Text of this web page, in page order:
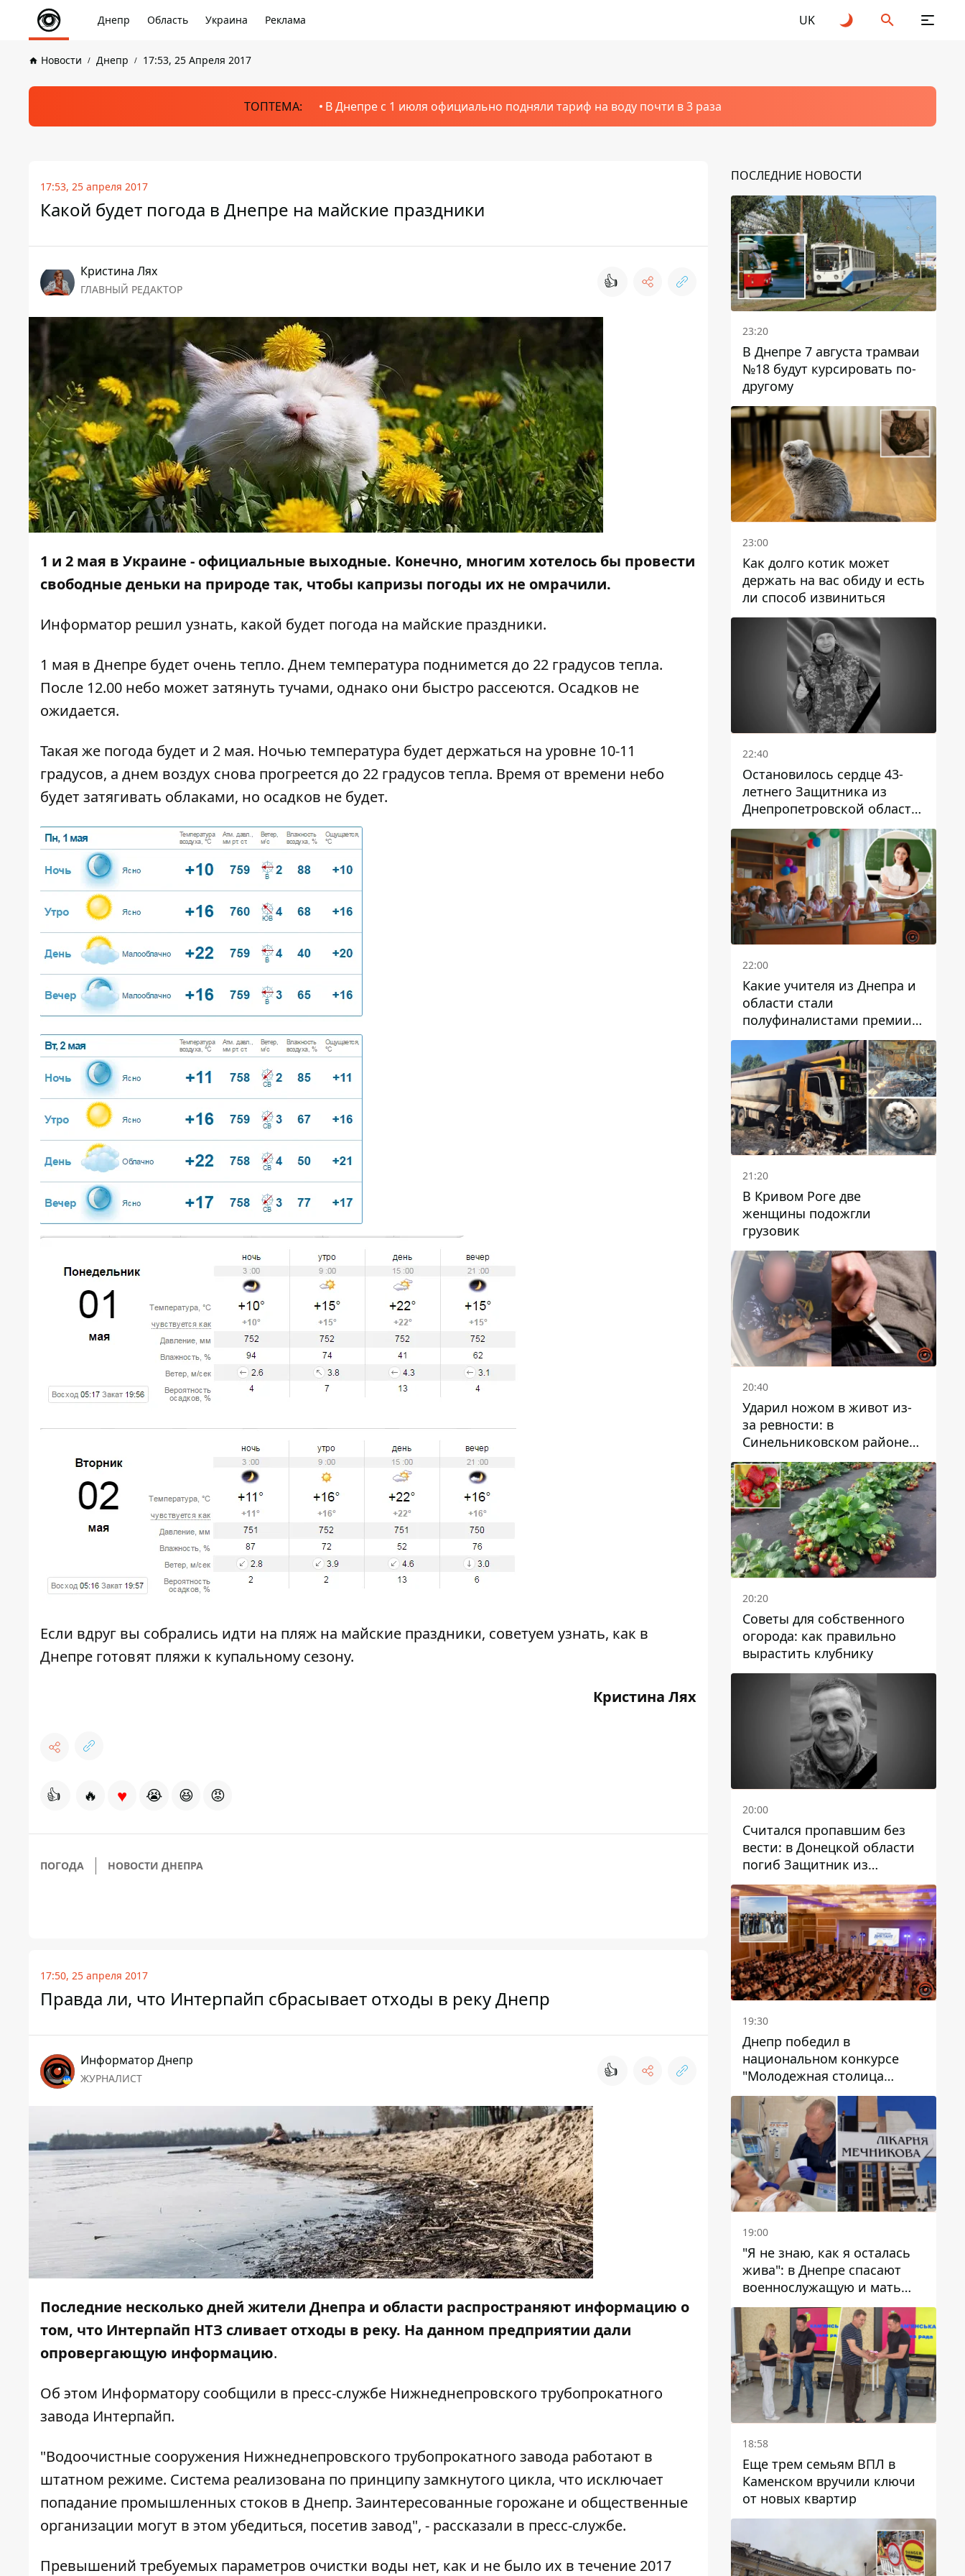
Днепр Область Украина Реклама UK
Новости Днепр 17:53, 25 Апреля 2017
ТОПТЕМА: В Днепре с 1 июля официально подняли тариф на воду почти в 3 раза
17:53, 25 апреля 2017
Какой будет погода в Днепре на майские праздники
Кристина Лях
ГЛАВНЫЙ РЕДАКТОР 👍
1 и 2 мая в Украине - официальные выходные. Конечно, многим хотелось бы провести
свободные деньки на природе так, чтобы капризы погоды их не омрачили.
Информатор решил узнать, какой будет погода на майские праздники.
1 мая в Днепре будет очень тепло. Днем температура поднимется до 22 градусов тепла.
После 12.00 небо может затянуть тучами, однако они быстро рассеются. Осадков не
ожидается.
Такая же погода будет и 2 мая. Ночью температура будет держаться на уровне 10-11
градусов, а днем воздух снова прогреется до 22 градусов тепла. Время от времени небо
будет затягивать облаками, но осадков не будет.
Если вдруг вы собрались идти на пляж на майские праздники, советуем узнать, как в
Днепре готовят пляжи к купальному сезону.
Кристина Лях
👍 🔥 ♥ 😭 😆 😡
ПОГОДА НОВОСТИ ДНЕПРА
17:50, 25 апреля 2017
Правда ли, что Интерпайп сбрасывает отходы в реку Днепр
Информатор Днепр
ЖУРНАЛИСТ 👍
Последние несколько дней жители Днепра и области распространяют информацию о
том, что Интерпайп НТЗ сливает отходы в реку. На данном предприятии дали
опровергающую информацию.
Об этом Информатору сообщили в пресс-службе Нижнеднепровского трубопрокатного
завода Интерпайп.
"Водоочистные сооружения Нижнеднепровского трубопрокатного завода работают в
штатном режиме. Система реализована по принципу замкнутого цикла, что исключает
попадание промышленных стоков в Днепр. Заинтересованные горожане и общественные
организации могут в этом убедиться, посетив завод", - рассказали в пресс-службе.
Превышений требуемых параметров очистки воды нет, как и не было их в течение 2017
ПОСЛЕДНИЕ НОВОСТИ
23:20
В Днепре 7 августа трамваи
№18 будут курсировать по-
другому
23:00
Как долго котик может
держать на вас обиду и есть
ли способ извиниться
22:40
Остановилось сердце 43-
летнего Защитника из
Днепропетровской области
Евгения Зинченко
22:00
Какие учителя из Днепра и
области стали
полуфиналистами премии
Global Teacher Prize Ukraine
2026
21:20
В Кривом Роге две
женщины подожгли
грузовик
20:40
Ударил ножом в живот из-
за ревности: в
Синельниковском районе
задержали 49-летнего
мужчину за убийство
20:20
Советы для собственного
огорода: как правильно
вырастить клубнику
20:00
Считался пропавшим без
вести: в Донецкой области
погиб Защитник из
Каменского Антон
Красовский
19:30
Днепр победил в
национальном конкурсе
"Молодежная столица
Украины – 2026"
19:00
"Я не знаю, как я осталась
жива": в Днепре спасают
военнослужащую и мать
четверых детей, которую
ранил КАБ
18:58
Еще трем семьям ВПЛ в
Каменском вручили ключи
от новых квартир